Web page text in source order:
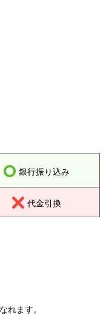
銀行振り込み
代金引換
れます。